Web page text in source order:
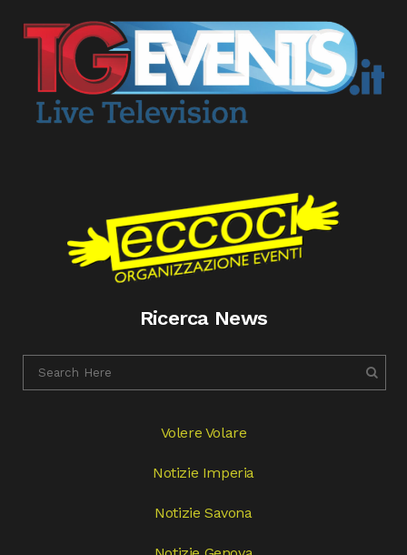
Ricerca News
Volere Volare
Notizie Imperia
Notizie Savona